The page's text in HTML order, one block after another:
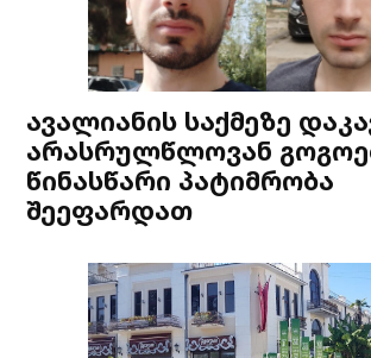
ავალიანის საქმეზე
არასრულწლოვან
წინასწარი პატიმრობა
შეეფარდათ